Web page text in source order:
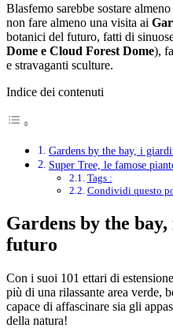
Blasfemo sarebbe sostare
non fare almeno una visita ai
botanici del futuro, fatti di
Dome e Cloud Forest Dome),
e stravaganti sculture.
Indice dei contenuti
Gardens by the bay, i
Super Tree, le famose
Tags :
Condividi questo
Gardens by the bay,
futuro
Con i suoi 101 ettari di
più di una rilassante area verde,
capace di affascinare sia gli
della natura!